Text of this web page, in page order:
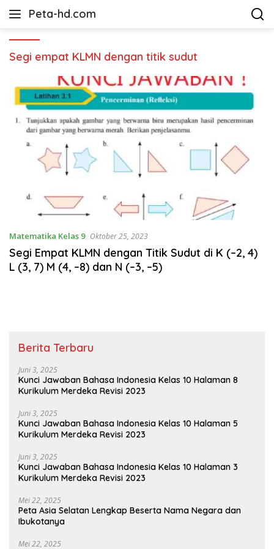
Peta-hd.com
Kumpulan
HD
Segi empat KLMN dengan titik sudut
Matematika Kelas 9 Oktober 25, 2023
Segi Empat KLMN dengan Titik Sudut di K (–2, 4)
L (3, 7) M (4, –8) dan N (–3, –5)
Berita Terbaru
Juni 3, 2025
Kunci Jawaban Bahasa Indonesia Kelas 10 Halaman 8
Kurikulum Merdeka Revisi 2023
Juni 3, 2025
Kunci Jawaban Bahasa Indonesia Kelas 10 Halaman 5
Kurikulum Merdeka Revisi 2023
Juni 3, 2025
Kunci Jawaban Bahasa Indonesia Kelas 10 Halaman 3
Kurikulum Merdeka Revisi 2023
Mei 22, 2025
Peta Asia Selatan Lengkap Beserta Nama Negara dan
Ibukotanya
Mei 22, 2025